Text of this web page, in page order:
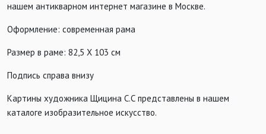
нашем антикварном интернет магазине в Москве.
Оформление: современная рама
Размер в раме: 82,5 Х 103 см
Подпись справа внизу
Картины художника Щицина С.С представлены в нашем
каталоге изобразительное искусство.